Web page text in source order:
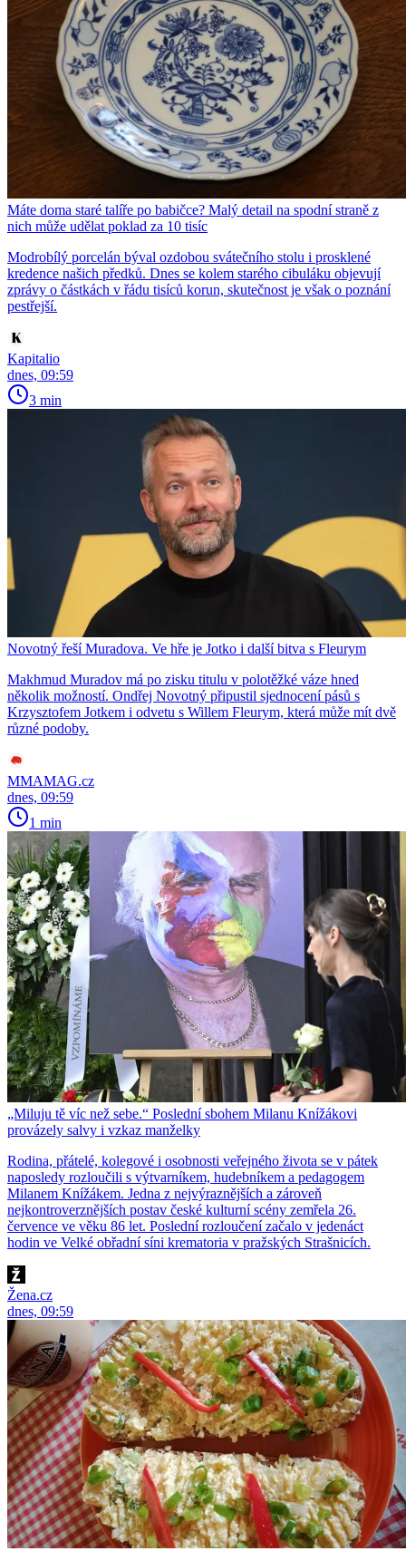
Máte doma staré talíře po babičce? Malý detail na spodní straně z
nich může udělat poklad za 10 tisíc
Modrobílý porcelán býval ozdobou svátečního stolu i prosklené
kredence našich předků. Dnes se kolem starého cibuláku objevují
zprávy o částkách v řádu tisíců korun, skutečnost je však o poznání
pestřejší.
Kapitalio
dnes, 09:59
3 min
Novotný řeší Muradova. Ve hře je Jotko i další bitva s Fleurym
Makhmud Muradov má po zisku titulu v polotěžké váze hned
několik možností. Ondřej Novotný připustil sjednocení pásů s
Krzysztofem Jotkem i odvetu s Willem Fleurym, která může mít dvě
různé podoby.
MMAMAG.cz
dnes, 09:59
1 min
„Miluju tě víc než sebe.“ Poslední sbohem Milanu Knížákovi
provázely salvy i vzkaz manželky
Rodina, přátelé, kolegové i osobnosti veřejného života se v pátek
naposledy rozloučili s výtvarníkem, hudebníkem a pedagogem
Milanem Knížákem. Jedna z nejvýraznějších a zároveň
nejkontroverznějších postav české kulturní scény zemřela 26.
července ve věku 86 let. Poslední rozloučení začalo v jedenáct
hodin ve Velké obřadní síni krematoria v pražských Strašnicích.
Žena.cz
dnes, 09:59